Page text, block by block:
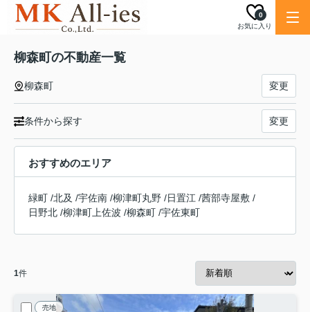
お気に入り
0
柳森町の不動産一覧
柳森町 変更
条件から探す 変更
おすすめのエリア
緑町 /北及 /宇佐南 /柳津町丸野 /日置江 /茜部寺屋敷 /
日野北 /柳津町上佐波 /柳森町 /宇佐東町
1件
売地